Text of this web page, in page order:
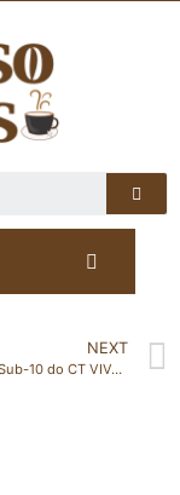
NEXT
Ergue a taça! Sub-10 do CT VIVA é campeão da Série Prata na Copa Carlos Germano Fut-7